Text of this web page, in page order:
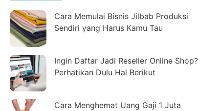
Cara Memulai Bisnis Jilbab Produksi
Sendiri yang Harus Kamu Tau
Ingin Daftar Jadi Reseller Online Shop?
Perhatikan Dulu Hal Berikut
Cara Menghemat Uang Gaji 1 Juta